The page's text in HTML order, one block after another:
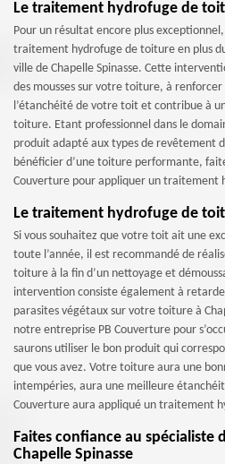
Le traitement hydrofuge de
Pour un résultat encore plus
traitement hydrofuge de toiture en plus
ville de Chapelle Spinasse. Cette
des mousses sur votre toiture, à
l’étanchéité de votre toit et contribue à
toiture. Etant professionnel dans le
produit adapté aux types de revêtement
bénéficier d’une toiture performante,
Couverture pour appliquer un traitement
Le traitement hydrofuge de
Si vous souhaitez que votre toit ait une
toute l’année, il est recommandé de
toiture à la fin d’un nettoyage et
intervention consiste également à
parasites végétaux sur votre toiture à
notre entreprise PB Couverture pour
saurons utiliser le bon produit qui
que vous avez. Votre toiture aura une
intempéries, aura une meilleure
Couverture aura appliqué un traitement
Faites confiance au spécialiste
Chapelle Spinasse